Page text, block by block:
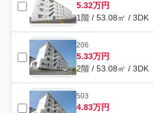
5.32万円
1階 / 53.08㎡ / 3DK
206
5.33万円
2階 / 53.08㎡ / 3DK
503
4.83万円